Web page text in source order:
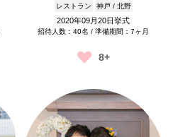
レストラン 神戸 / 北野
2020年09月20日挙式
招待人数：40名 / 準備期間：7ヶ月
8+